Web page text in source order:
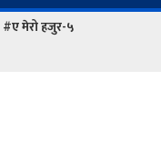
#ए मेरो हजुर-५